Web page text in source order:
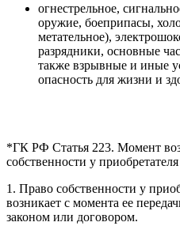
огнестрельное,
оружие, боеприпасы,
метательное),
разрядники, основные
также взрывные и иные
опасность для жизни и
*ГК РФ Статья 223. Момент
собственности у
1. Право собственности у
возникает с момента ее
законом или договором.